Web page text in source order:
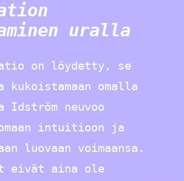
uralla
on löydetty, se
kukoistamaan omalla
neuvoo
intuitioon ja
luovaan voimaansa.
eivät aina ole